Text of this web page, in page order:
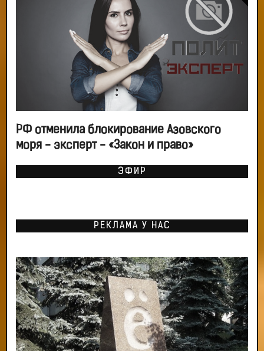
РФ отменила блокирование Азовского
моря - эксперт - «Закон и право»
ЭФИР
РЕКЛАМА У НАС